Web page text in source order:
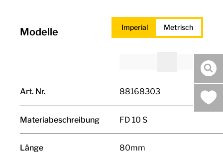
Modelle Imperial Metrisch
Art. Nr.
Materiabeschreibung
Länge
88168303
FD 10 S
80mm